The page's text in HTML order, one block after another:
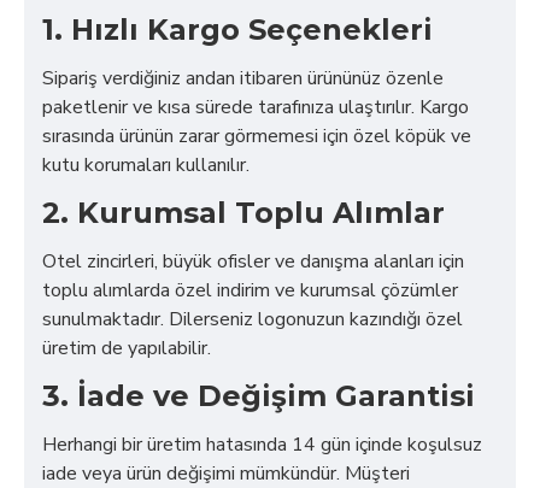
1. Hızlı Kargo Seçenekleri
Sipariş verdiğiniz andan itibaren ürününüz özenle
paketlenir ve kısa sürede tarafınıza ulaştırılır. Kargo
sırasında ürünün zarar görmemesi için özel köpük ve
kutu korumaları kullanılır.
2. Kurumsal Toplu Alımlar
Otel zincirleri, büyük ofisler ve danışma alanları için
toplu alımlarda özel indirim ve kurumsal çözümler
sunulmaktadır. Dilerseniz logonuzun kazındığı özel
üretim de yapılabilir.
3. İade ve Değişim Garantisi
Herhangi bir üretim hatasında 14 gün içinde koşulsuz
iade veya ürün değişimi mümkündür. Müşteri